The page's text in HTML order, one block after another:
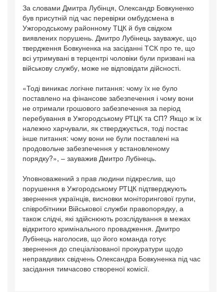
За словами Дмитра Лубінця, Олександр Бовкуненко
був присутній під час перевірки омбудсмена в
Ужгородському районному ТЦК й був свідком
виявлених порушень. Дмитро Лубінець зауважує, що
твердження Бовкуненка на засіданні ТСК про те, що
всі утримувані в терцентрі чоловіки були призвані на
військову службу, може не відповідати дійсності.
«Тоді виникає логічне питання: чому їх не було
поставлено на фінансове забезпечення і чому вони
не отримали грошового забезпечення за період
перебування в Ужгородському РТЦК та СП? Якщо ж їх
належно харчували, як стверджується, тоді постає
інше питання: чому вони не були поставлені на
продовольче забезпечення у встановленому
порядку?», – зауважив Дмитро Лубінець.
Уповноважений з прав людини підкреслив, що
порушення в Ужгородському РТЦК підтверджують
звернення українців, висновки моніторингової групи,
співробітники Військової служби правопорядку, а
також слідчі, які здійснюють розслідування в межах
відкритого кримінального провадження. Дмитро
Лубінець наголосив, що його команда готує
звернення до спеціалізованої прокуратури щодо
неправдивих свідчень Олександра Бовкуненка під час
засідання тимчасово створеної комісії.